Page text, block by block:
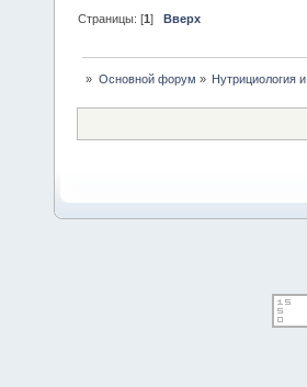
Страницы: [1] Вверх
» Основной форум » Нутрициология